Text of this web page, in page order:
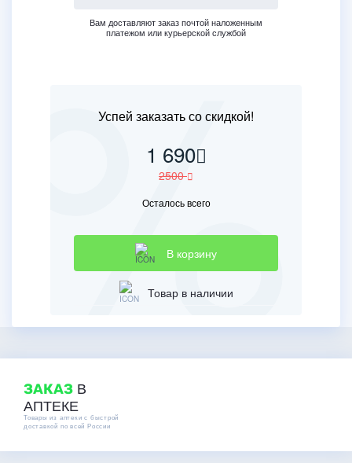
Вам доставляют заказ почтой наложенным
платежом или курьерской службой
Успей заказать со скидкой!
1 690
2500
Осталось всего
В корзину
Товар в наличии
ЗАКАЗ В
АПТЕКЕ
Товары из аптеки с быстрой
доставкой по всей России